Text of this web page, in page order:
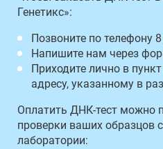
Генетикс»:
Позвоните по телефону
Напишите нам через
Приходите лично в
адресу, указанному в
Оплатить ДНК-тест можно
проверки ваших образцов
лаборатории: